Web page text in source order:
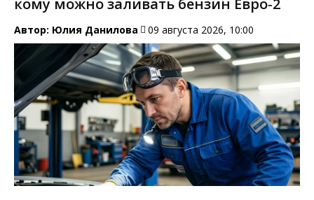
Автор: Юлия Данилова 09 августа 2026, 10:00